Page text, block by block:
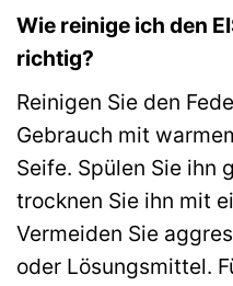
Wie reinige ich den
richtig?
Reinigen Sie den
Gebrauch mit
Seife. Spülen Sie ihn
trocknen Sie ihn mit
Vermeiden Sie
oder Lösungsmittel.